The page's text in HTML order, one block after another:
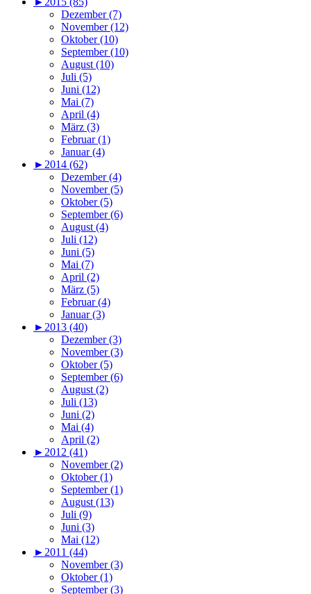
Dezember (7)
November (12)
Oktober (10)
September (10)
August (10)
Juli (5)
Juni (12)
Mai (7)
April (4)
März (3)
Februar (1)
Januar (4)
► 2014 (62)
Dezember (4)
November (5)
Oktober (5)
September (6)
August (4)
Juli (12)
Juni (5)
Mai (7)
April (2)
März (5)
Februar (4)
Januar (3)
► 2013 (40)
Dezember (3)
November (3)
Oktober (5)
September (6)
August (2)
Juli (13)
Juni (2)
Mai (4)
April (2)
► 2012 (41)
November (2)
Oktober (1)
September (1)
August (13)
Juli (9)
Juni (3)
Mai (12)
► 2011 (44)
November (3)
Oktober (1)
September (3)